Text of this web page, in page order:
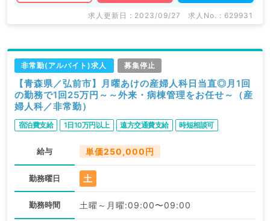
求人更新日 : 2023/09/27 求人No. : 629931
非常勤(アルバイト)求人 募集停止
【青森県／弘前市】月曜あけの産婦人科日当直◎月1回
の勤務で1回25万円～～外来・病棟管理をお任せ～（産
婦人科／非常勤）
宿泊費支給 1日10万円以上 遠方交通費支給 時短相談可
給与 単価250,000円
勤務曜日 土
勤務時間 土曜～月曜:09:00〜09:00